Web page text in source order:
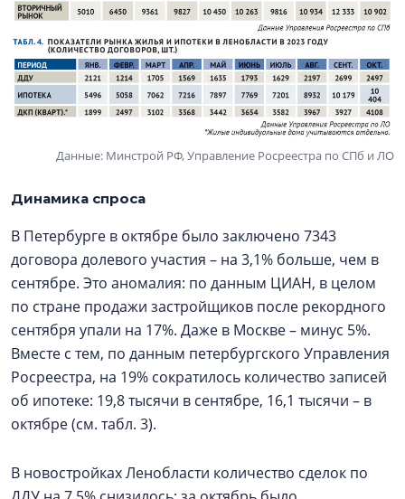
Данные: Минстрой РФ, Управление Росреестра по СПб и ЛО
Динамика спроса
В Петербурге в октябре было заключено 7343
договора долевого участия – на 3,1% больше, чем в
сентябре. Это аномалия: по данным ЦИАН, в целом
по стране продажи застройщиков после рекордного
сентября упали на 17%. Даже в Москве – минус 5%.
Вместе с тем, по данным петербургского Управления
Росреестра, на 19% сократилось количество записей
об ипотеке: 19,8 тысячи в сентябре, 16,1 тысячи – в
октябре (см. табл. 3).
В новостройках Ленобласти количество сделок по